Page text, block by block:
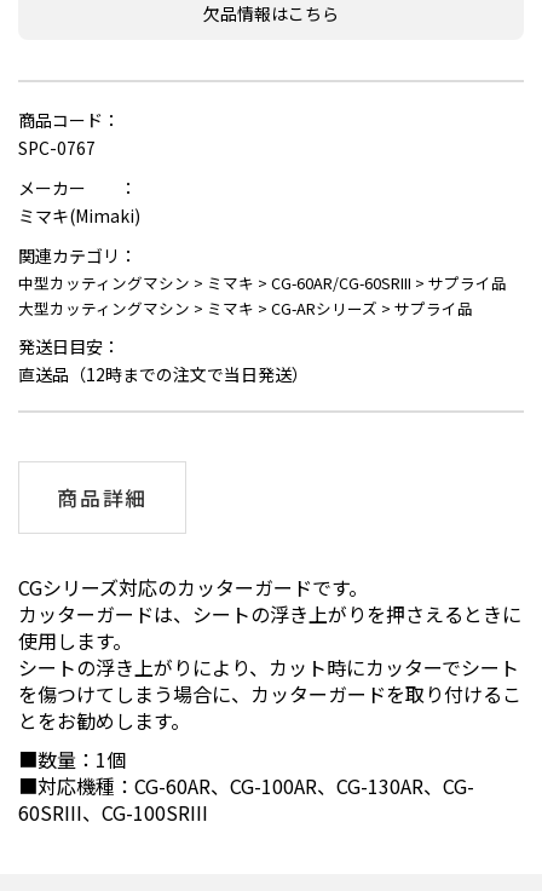
欠品情報はこちら
商品コード：
SPC-0767
メーカー ：
ミマキ(Mimaki)
関連カテゴリ：
中型カッティングマシン > ミマキ > CG-60AR/CG-60SRIII > サプライ品
大型カッティングマシン > ミマキ > CG-ARシリーズ > サプライ品
発送日目安：
直送品（12時までの注文で当日発送）
商品詳細
CGシリーズ対応のカッターガードです。
カッターガードは、シートの浮き上がりを押さえるときに
使用します。
シートの浮き上がりにより、カット時にカッターでシート
を傷つけてしまう場合に、カッターガードを取り付けるこ
とをお勧めします。
■数量：1個
■対応機種：CG-60AR、CG-100AR、CG-130AR、CG-
60SRIII、CG-100SRIII